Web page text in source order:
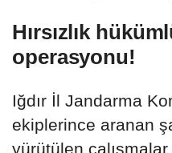
Hırsızlık
operasyonu!
Iğdır İl Jandarma
ekiplerince aranan
yürütülen çalışmalar